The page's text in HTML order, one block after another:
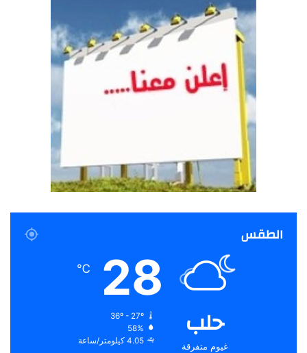
الطقس
حلب
غيوم متفرقة
28
℃
36º - 27º
58%
4.05 كيلومتر/ساعة